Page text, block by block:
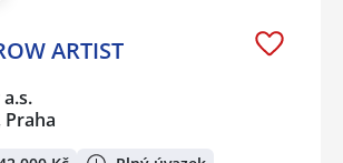
ARTIST